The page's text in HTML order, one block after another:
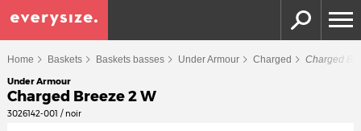
Home Baskets Baskets basses Under Armour Charged Charged
Under Armour
Charged Breeze 2 W
3026142-001 / noir